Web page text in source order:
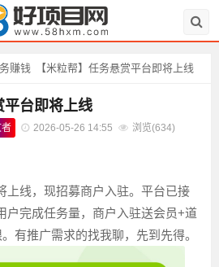
赚钱 【米粒帮】任务悬赏平台即将上线
平台即将上线
2026-05-26 14:55 浏览(634)
上线，现招募商户入驻。平台已接
户完成任务量，商户入驻送会员+道
有推广需求的找我聊，先到先得。